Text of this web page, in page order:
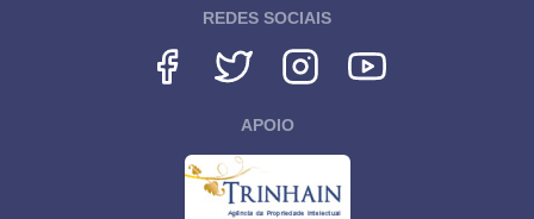
REDES SOCIAIS
APOIO